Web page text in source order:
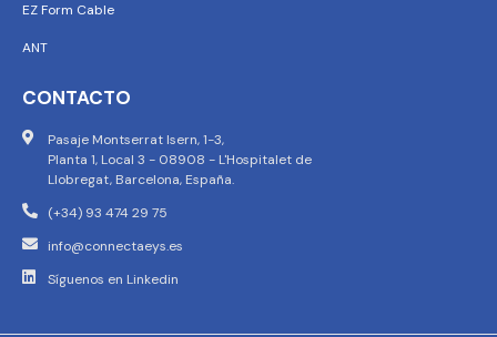
EZ Form Cable
ANT
CONTACTO
Pasaje Montserrat Isern, 1-3,
Planta 1, Local 3 - 08908 - L'Hospitalet de
Llobregat, Barcelona, España.
(+34) 93 474 29 75
info@connectaeys.es
Síguenos en Linkedin